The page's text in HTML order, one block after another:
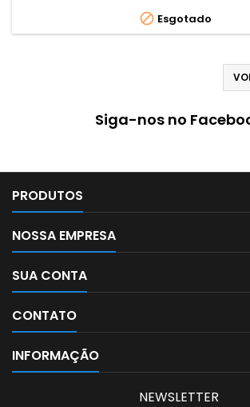
 Esgotado
Siga-nos no
PRODUTOS
NOSSA EMPRESA
SUA CONTA
CONTATO
INFORMAÇÃO
NEWSLETTER